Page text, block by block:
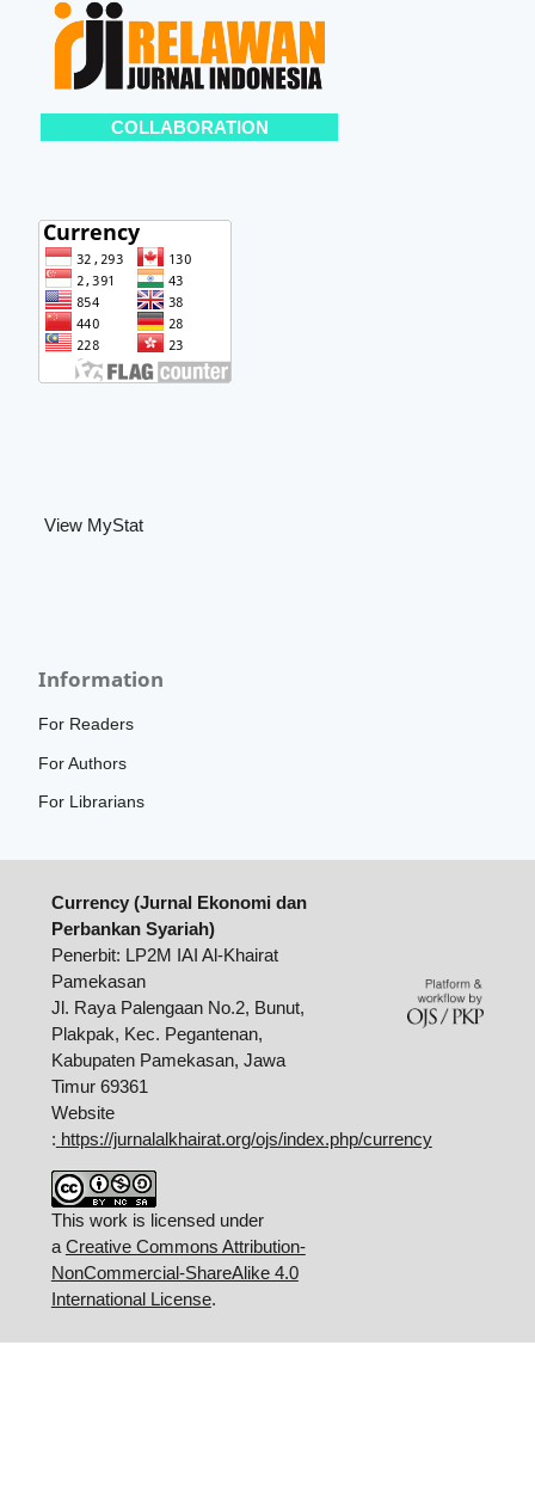
COLLABORATION
View MyStat
Information
For Readers
For Authors
For Librarians
Currency (Jurnal Ekonomi dan
Perbankan Syariah)
Penerbit: LP2M IAI Al-Khairat
Pamekasan
Jl. Raya Palengaan No.2, Bunut,
Plakpak, Kec. Pegantenan,
Kabupaten Pamekasan, Jawa
Timur 69361
Website
: https://jurnalalkhairat.org/ojs/index.php/currency
This work is licensed under
a Creative Commons Attribution-
NonCommercial-ShareAlike 4.0
International License.